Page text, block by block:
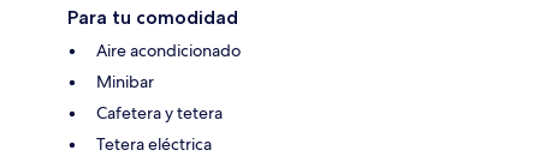
Para tu comodidad
Aire acondicionado
Minibar
Cafetera y tetera
Tetera eléctrica